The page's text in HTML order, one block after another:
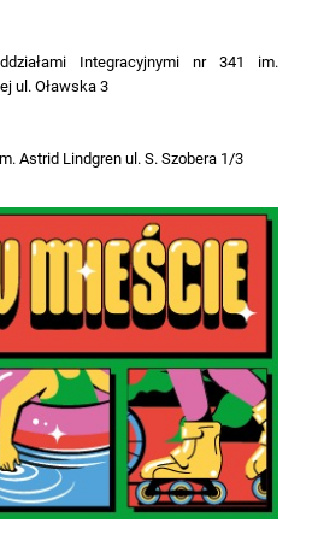
Integracyjnymi nr 341 im.
ul. Oławska 3
Astrid Lindgren ul. S. Szobera 1/3